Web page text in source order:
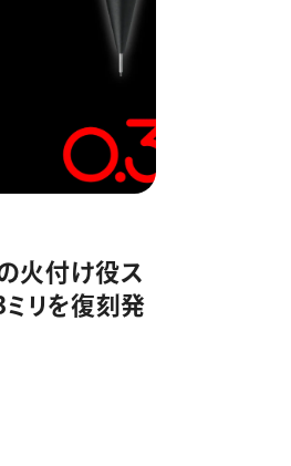
火付け役ス
リを復刻発